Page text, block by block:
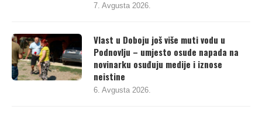
7. Avgusta 2026.
Vlast u Doboju još više muti vodu u
Podnovlju – umjesto osude napada na
novinarku osuđuju medije i iznose
neistine
6. Avgusta 2026.